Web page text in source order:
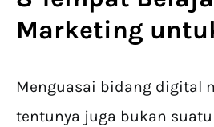
Marketing
Menguasai bidang digital
tentunya juga bukan